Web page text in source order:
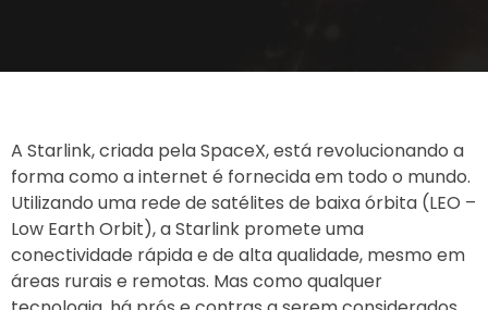
A Starlink, criada pela SpaceX, está revolucionando a
forma como a internet é fornecida em todo o mundo.
Utilizando uma rede de satélites de baixa órbita (LEO –
Low Earth Orbit), a Starlink promete uma
conectividade rápida e de alta qualidade, mesmo em
áreas rurais e remotas. Mas como qualquer